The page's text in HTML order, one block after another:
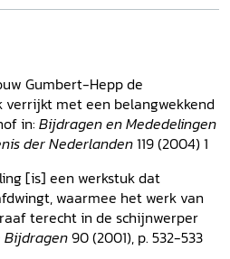
Gumbert-Hepp de
verrijkt met een belangwekkend
in: Bijdragen en Mededelingen
der Nederlanden119 (2004) 1
[is] een werkstuk dat
waarmee het werk van
terecht in de schijnwerper
Bijdragen90 (2001), p. 532-533